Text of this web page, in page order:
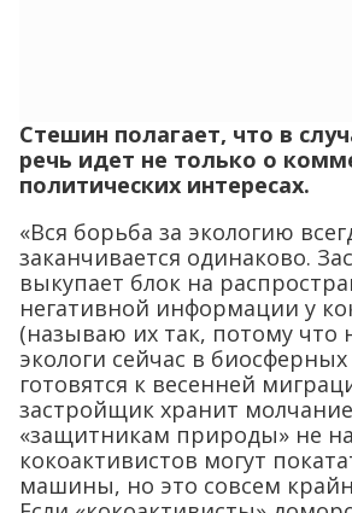
заканчивается одинаково.
выкупает блок на
негативной информации у
(называю их так, потому что
экологи сейчас в биосферных
готовятся к весенней
застройщик хранит
«защитникам природы» не
кокоактивистов могут
машины, но это совсем
Если «кокоактивисты»
решившие просто срубить
судиться боятся, и денег у
«Гринпис», наоборот, доит
помощью своры юристов –